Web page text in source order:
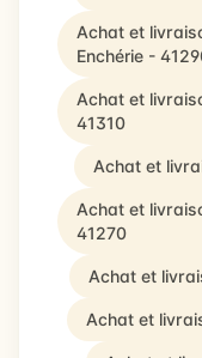
Achat et
Enchérie -
Achat et
41310
Achat et
Achat et
41270
Achat et
Achat et